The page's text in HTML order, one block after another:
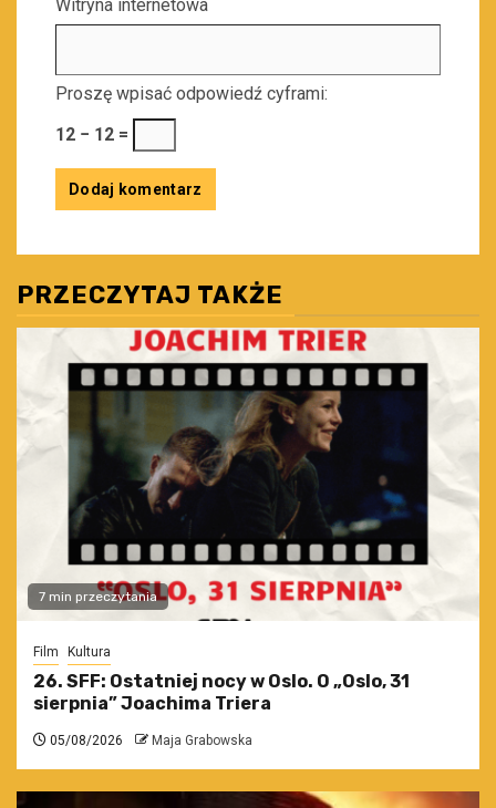
Witryna internetowa
Proszę wpisać odpowiedź cyframi:
12 − 12 =
PRZECZYTAJ TAKŻE
7 min przeczytania
Film Kultura
26. SFF: Ostatniej nocy w Oslo. O „Oslo, 31
sierpnia” Joachima Triera
05/08/2026 Maja Grabowska